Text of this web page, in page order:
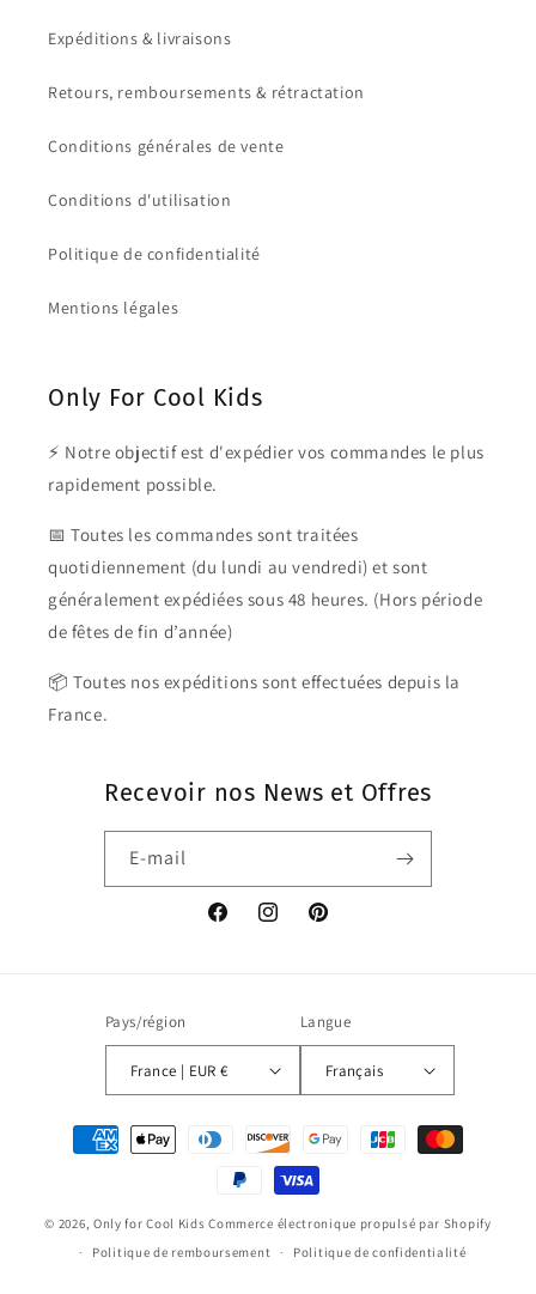
Expéditions & livraisons
Retours, remboursements & rétractation
Conditions générales de vente
Conditions d'utilisation
Politique de confidentialité
Mentions légales
Only For Cool Kids
⚡ Notre objectif est d'expédier vos commandes le plus
rapidement possible.
📅 Toutes les commandes sont traitées
quotidiennement (du lundi au vendredi) et sont
généralement expédiées sous 48 heures. (Hors période
de fêtes de fin d’année)
📦 Toutes nos expéditions sont effectuées depuis la
France.
Recevoir nos News et Offres
E-mail
FacebookInstagramPinterest
Pays/région
France | EUR €
Langue
Français
Moyens
© 2026, Only for Cool Kids Commerce électronique propulsé par Shopify
Politique de remboursement
Politique de confidentialité